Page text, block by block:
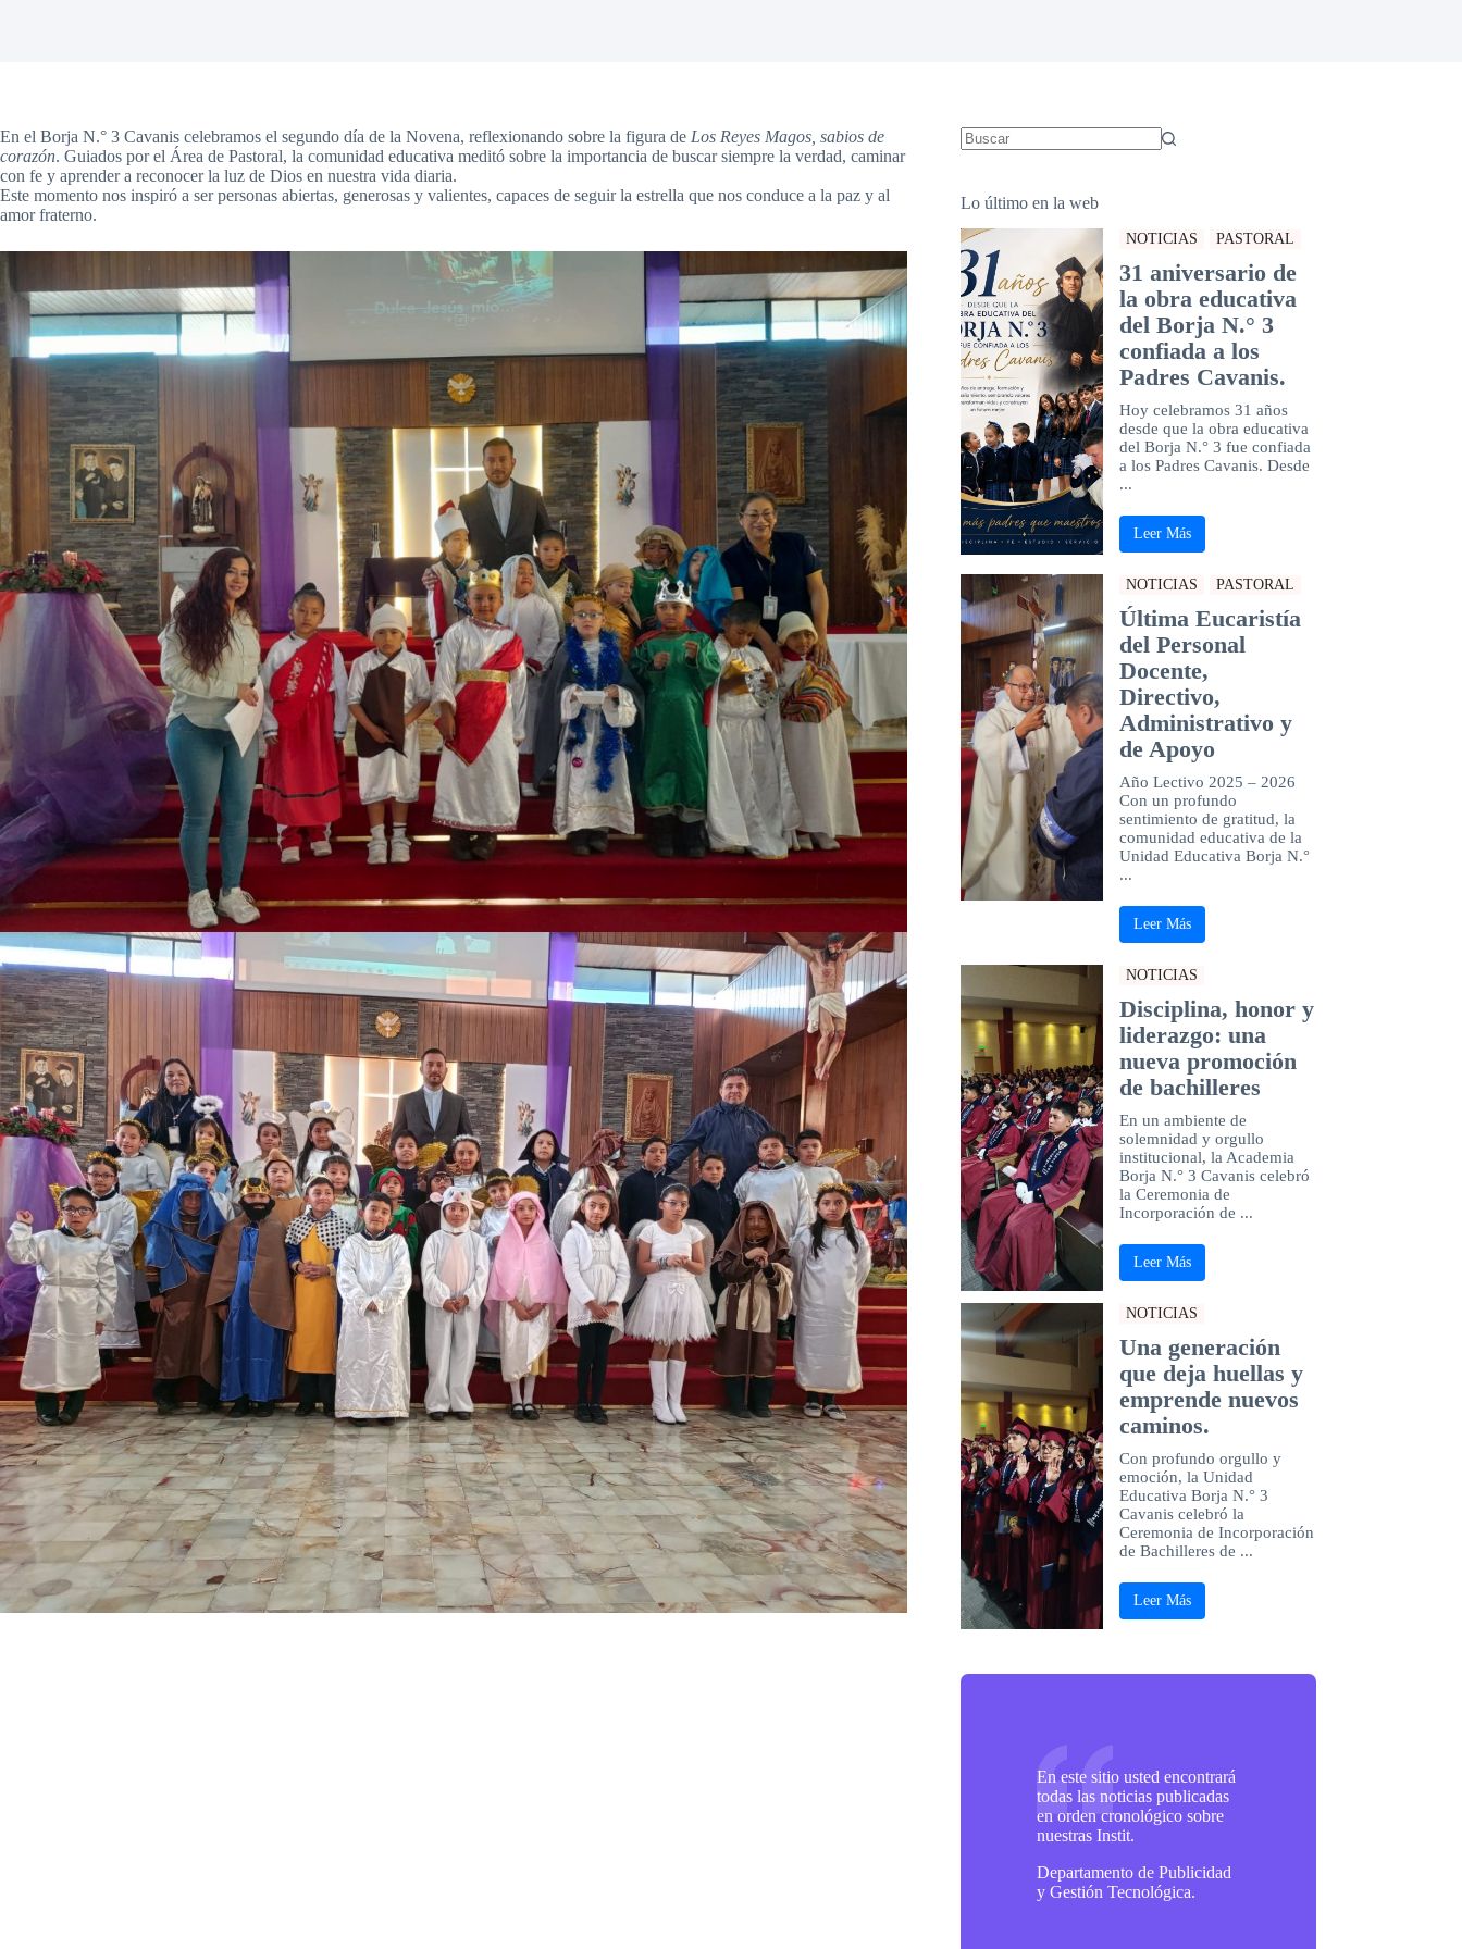
En el Borja N.° 3 Cavanis celebramos el segundo día de la Novena, reflexionando sobre la figura de Los Reyes Magos, sabios de
corazón. Guiados por el Área de Pastoral, la comunidad educativa meditó sobre la importancia de buscar siempre la verdad, caminar
con fe y aprender a reconocer la luz de Dios en nuestra vida diaria.
Este momento nos inspiró a ser personas abiertas, generosas y valientes, capaces de seguir la estrella que nos conduce a la paz y al
amor fraterno.
Lo último en la web
NOTICIAS PASTORAL
31 aniversario de
la obra educativa
del Borja N.° 3
confiada a los
Padres Cavanis.
Hoy celebramos 31 años
desde que la obra educativa
del Borja N.° 3 fue confiada
a los Padres Cavanis. Desde
...
Leer Más
NOTICIAS PASTORAL
Última Eucaristía
del Personal
Docente,
Directivo,
Administrativo y
de Apoyo
Año Lectivo 2025 – 2026
Con un profundo
sentimiento de gratitud, la
comunidad educativa de la
Unidad Educativa Borja N.°
...
Leer Más
NOTICIAS
Disciplina, honor y
liderazgo: una
nueva promoción
de bachilleres
En un ambiente de
solemnidad y orgullo
institucional, la Academia
Borja N.° 3 Cavanis celebró
la Ceremonia de
Incorporación de ...
Leer Más
NOTICIAS
Una generación
que deja huellas y
emprende nuevos
caminos.
Con profundo orgullo y
emoción, la Unidad
Educativa Borja N.° 3
Cavanis celebró la
Ceremonia de Incorporación
de Bachilleres de ...
Leer Más
En este sitio usted encontrará
todas las noticias publicadas
en orden cronológico sobre
nuestras Instit.
Departamento de Publicidad
y Gestión Tecnológica.